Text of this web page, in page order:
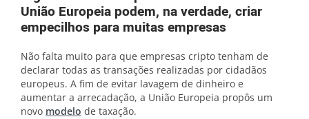
União Europeia podem, na verdade, criar
empecilhos para muitas empresas
Não falta muito para que empresas cripto tenham de
declarar todas as transações realizadas por cidadãos
europeus. A fim de evitar lavagem de dinheiro e
aumentar a arrecadação, a União Europeia propôs um
novo modelo de taxação.